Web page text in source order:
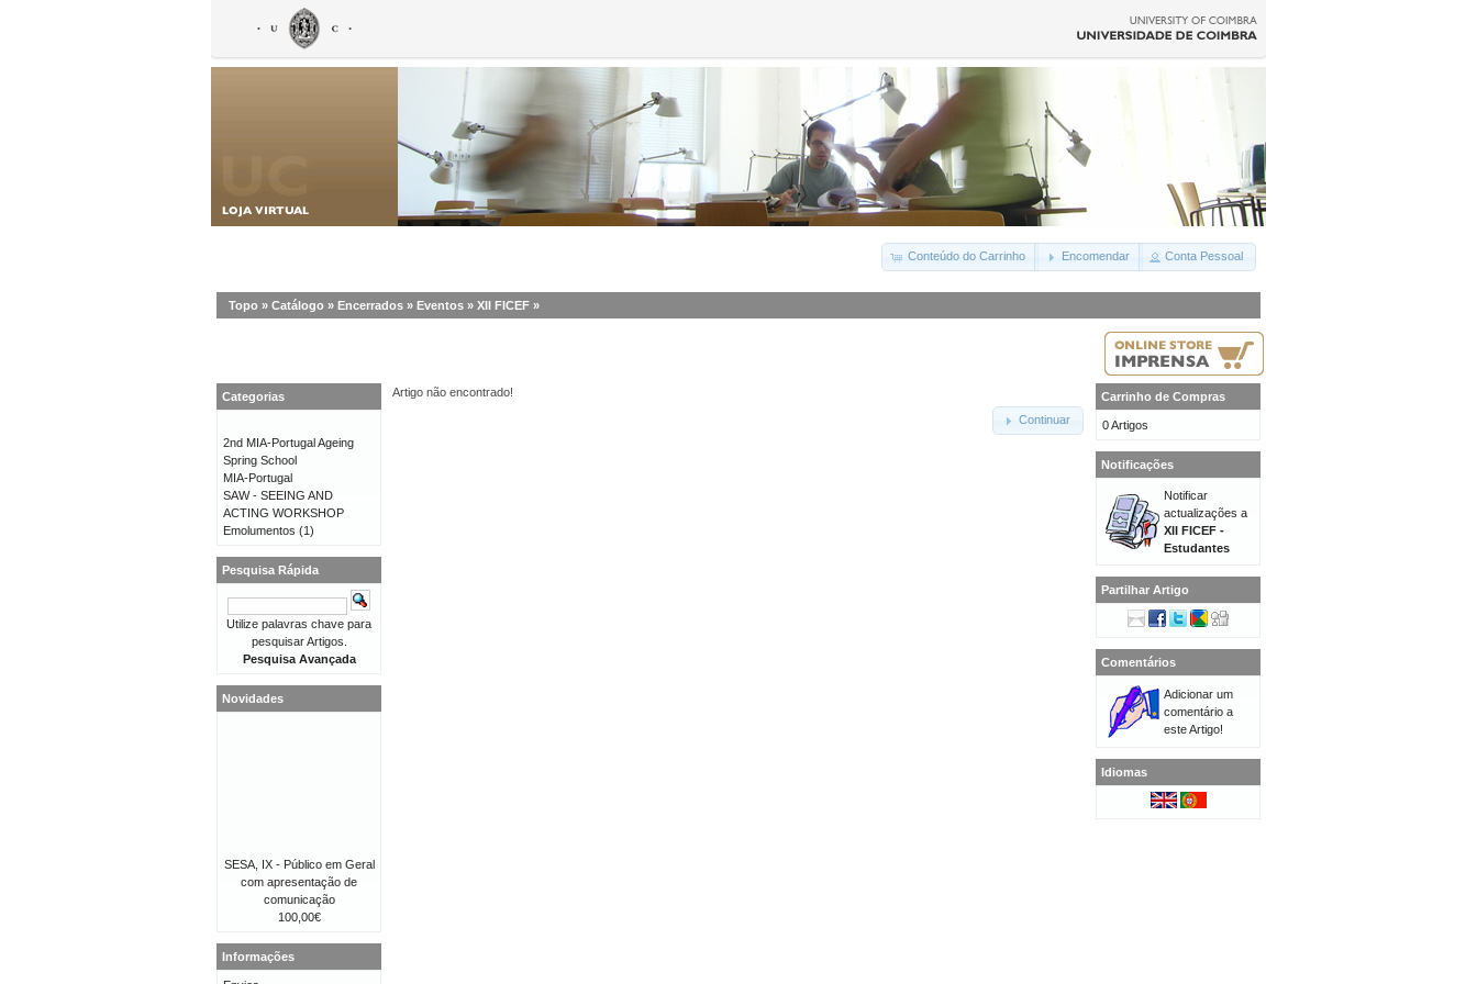
Conteúdo do Carrinho Encomendar Conta Pessoal
Topo » Catálogo » Encerrados » Eventos » XII FICEF »
Artigo não encontrado!
Continuar
Categorias
2nd MIA-Portugal Ageing
Spring School
MIA-Portugal
SAW - SEEING AND
ACTING WORKSHOP
Emolumentos (1)
Pesquisa Rápida
Utilize palavras chave para
pesquisar Artigos.
Pesquisa Avançada
Novidades
SESA, IX - Público em Geral
com apresentação de
comunicação
100,00€
Informações
Carrinho de Compras
0 Artigos
Notificações
Notificar
actualizações a
XII FICEF -
Estudantes
Partilhar Artigo
Comentários
Adicionar um
comentário a
este Artigo!
Idiomas